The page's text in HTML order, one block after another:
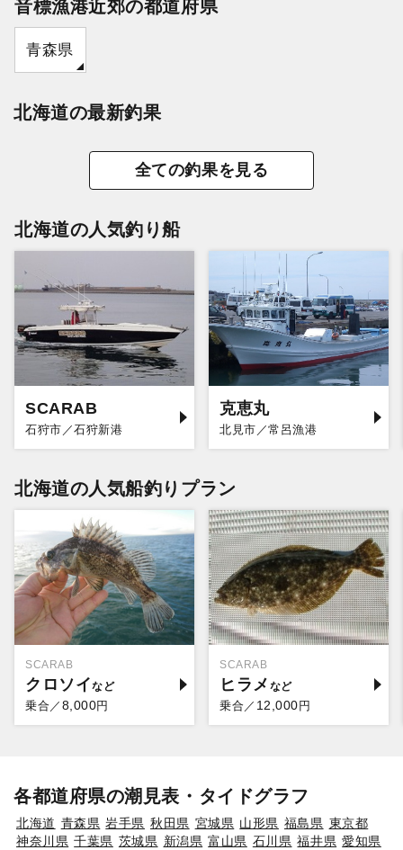
音標漁港近郊の都道府県
青森県
北海道の最新釣果
全ての釣果を見る
北海道の人気釣り船
SCARAB
石狩市／石狩新港
克恵丸
北見市／常呂漁港
北海道の人気船釣りプラン
SCARAB
クロソイ
乗合／ 8,000円
SCARAB
ヒラメ
乗合／ 12,000円
各都道府県の潮見表・タイドグラフ
北海道 青森県 岩手県 秋田県 宮城県 山形県 福島県 東京都
神奈川県 千葉県 茨城県 新潟県 富山県 石川県 福井県 愛知県